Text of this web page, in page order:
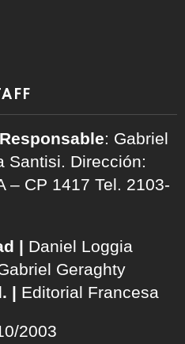
: Gabriel
Santisi. Dirección:
– CP 1417 Tel. 2103-
| Daniel Loggia
Geraghty
| Editorial Francesa
2003